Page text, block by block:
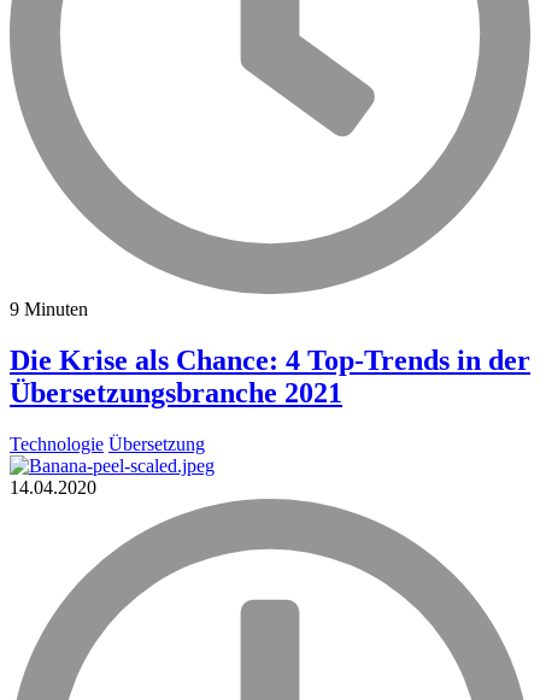
9 Minuten
Die Krise als Chance: 4 Top-Trends in der
Übersetzungsbranche 2021
Technologie Übersetzung
14.04.2020